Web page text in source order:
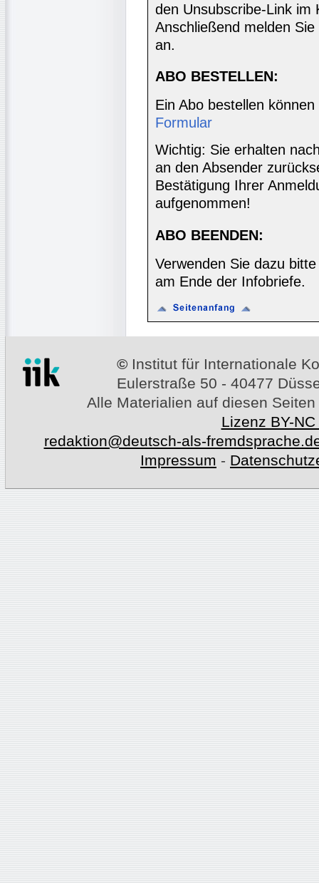
den Unsubscribe-Link im
Anschließend melden
an.
ABO BESTELLEN:
Ein Abo bestellen
Formular
Wichtig: Sie erhalten
an den Absender
Bestätigung Ihrer
aufgenommen!
ABO BEENDEN:
Verwenden Sie dazu
am Ende der Infobriefe.
© Institut für Internationale
Eulerstraße 50 - 40477
Alle Materialien auf diesen
Lizenz BY-
redaktion@deutsch-als-
Impressum -